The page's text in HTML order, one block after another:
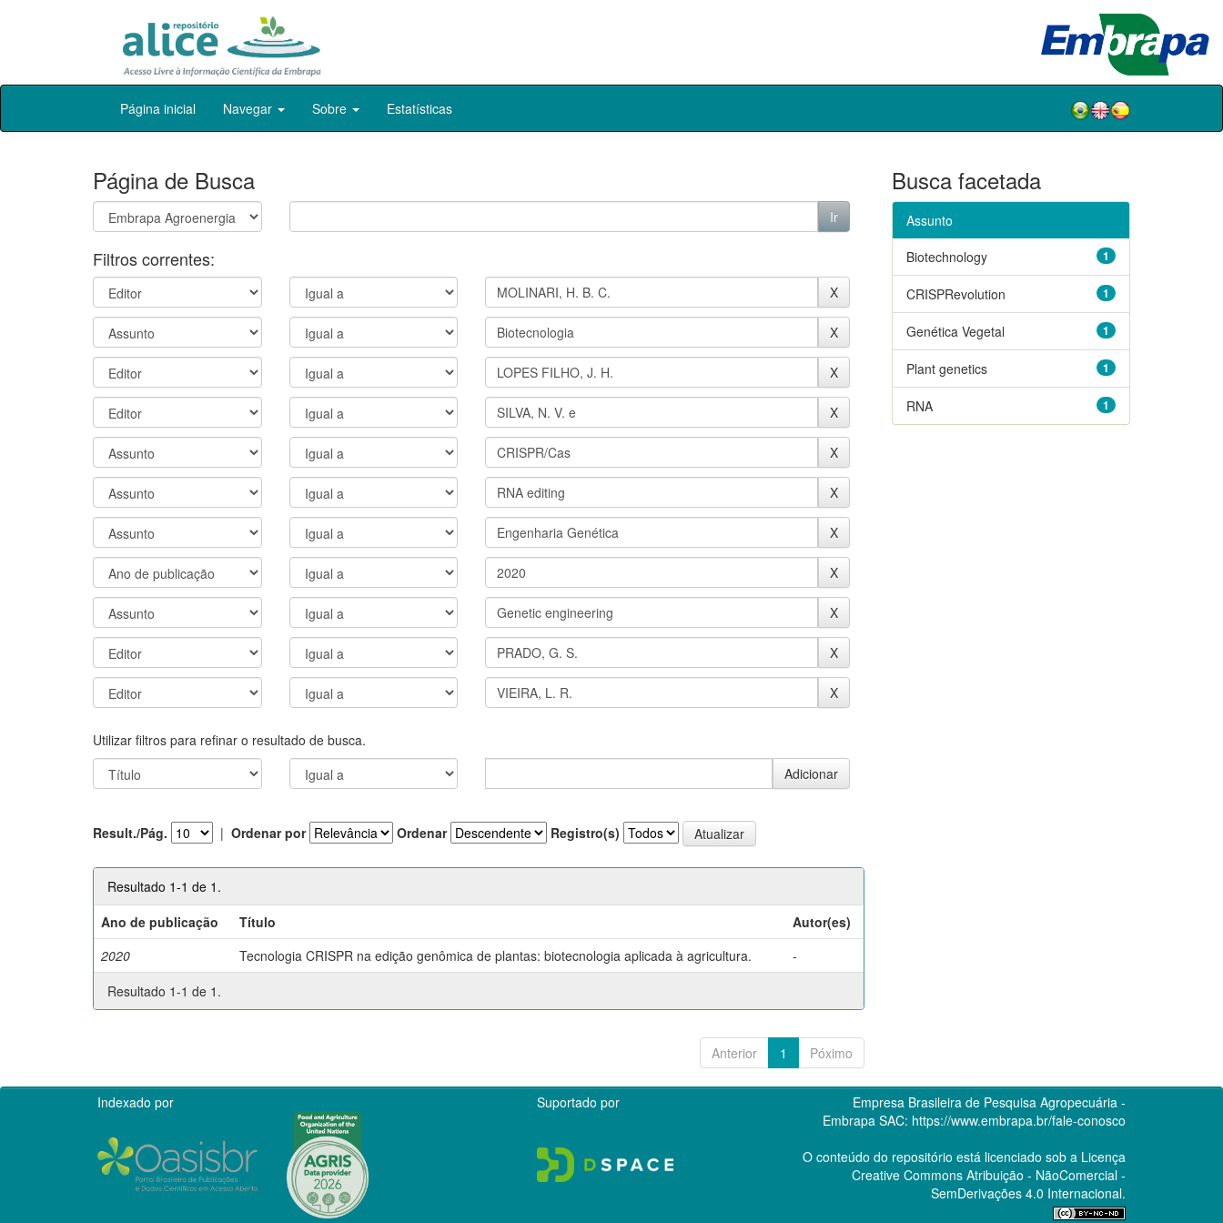
Skip
Página inicial Navegar Sobre Estatísticas
Página de Busca
Filtros correntes:
Utilizar filtros para refinar o resultado de busca.
Result./Pág. | Ordenar por Ordenar Registro(s)
Resultado 1-1 de 1.
Ano de publicação
Título
Autor(es)
2020
Tecnologia CRISPR na edição genômica de plantas: biotecnologia aplicada à agricultura.
-
Resultado 1-1 de 1.
Anterior 1 Póximo
Busca facetada
Assunto
1
Biotechnology
1
CRISPRevolution
1
Genética Vegetal
1
Plant genetics
1
RNA
Indexado por Suportado por
Empresa Brasileira de Pesquisa Agropecuária -
Embrapa SAC: https://www.embrapa.br/fale-conosco
O conteúdo do repositório está licenciado sob a Licença
Creative CommonsAtribuição - NãoComercial -
SemDerivações 4.0 Internacional.